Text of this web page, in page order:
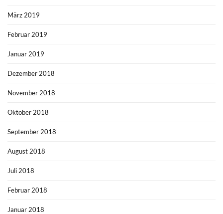
März 2019
Februar 2019
Januar 2019
Dezember 2018
November 2018
Oktober 2018
September 2018
August 2018
Juli 2018
Februar 2018
Januar 2018